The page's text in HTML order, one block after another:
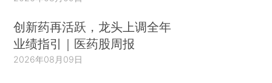
创新药再活跃，龙头上调全年
业绩指引｜医药股周报
2026年08月09日